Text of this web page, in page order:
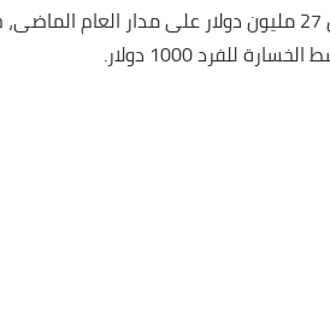
نجح محتالو أمازون في النصب على ضحايا بأكثر من 27 مليون دولار
للفرد 1000 دولار.